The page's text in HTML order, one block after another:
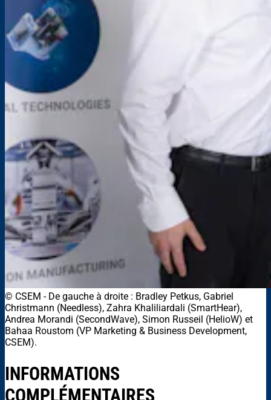
© CSEM - De gauche à droite : Bradley Petkus, Gabriel
Christmann (Needless), Zahra Khaliliardali (SmartHear),
Andrea Morandi (SecondWave), Simon Russeil (HelioW) et
Bahaa Roustom (VP Marketing & Business Development,
CSEM).
INFORMATIONS
COMPLÉMENTAIRES